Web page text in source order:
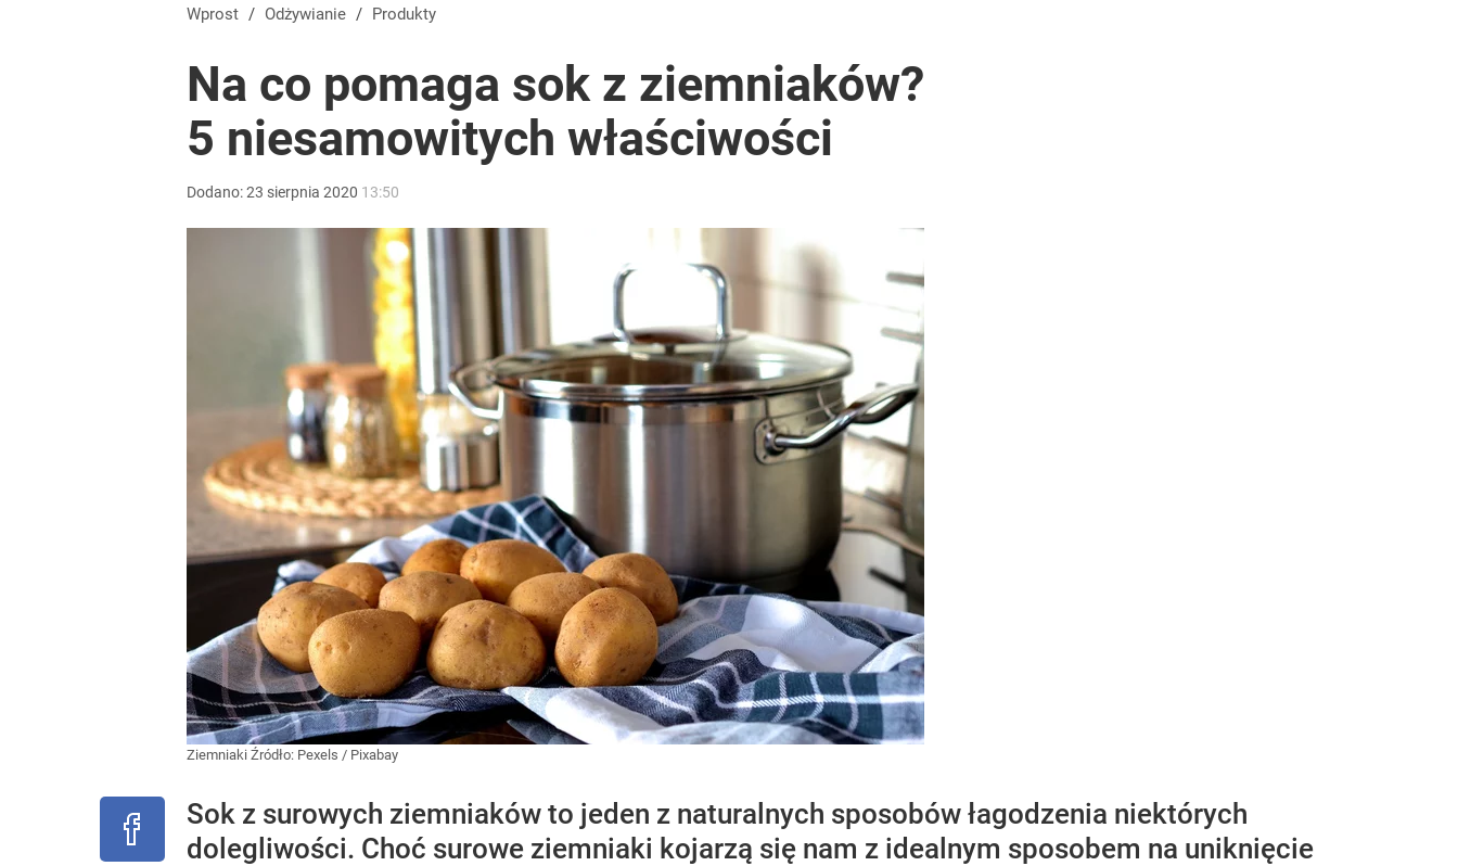
Wprost / Odżywianie / Produkty
Na co pomaga sok z ziemniaków?
5 niesamowitych właściwości
Dodano:23 sierpnia 2020 13:50
Ziemniaki Źródło: Pexels / Pixabay
Sok z surowych ziemniaków to jeden z naturalnych sposobów łagodzenia niektórych
dolegliwości. Choć surowe ziemniaki kojarzą się nam z idealnym sposobem na uniknięcie